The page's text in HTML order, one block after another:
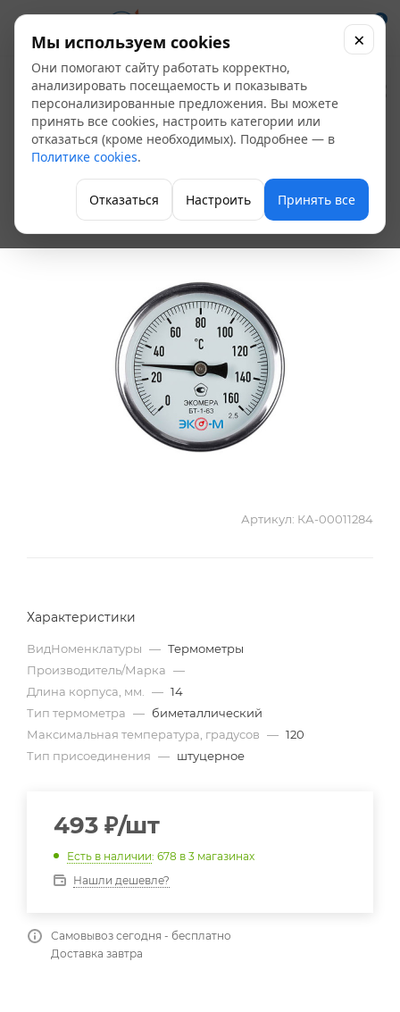
0
Термометр
биметаллический
ЭКОМЕРА БТ-1-63, 0-
160С L=60
Термометры
Артикул: КА-00011284
Характеристики
ВидНоменклатуры — Термометры
Производитель/Марка —
Длина корпуса, мм.
— 14
Тип термометра — биметаллический
Максимальная температура, градусов — 120
Тип присоединения — штуцерное
493 ₽/шт
Есть в наличии: 678 в 3 магазинах
Нашли дешевле?
Самовывоз сегодня - бесплатно
Доставка завтра
Мы используем cookies
Они помогают сайту работать корректно,
анализировать посещаемость и показывать
персонализированные предложения. Вы можете
принять все cookies, настроить категории или
отказаться (кроме необходимых). Подробнее — в
Политике cookies.
Отказаться Настроить Принять все
×